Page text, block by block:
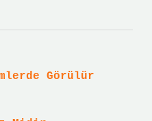
Görülür